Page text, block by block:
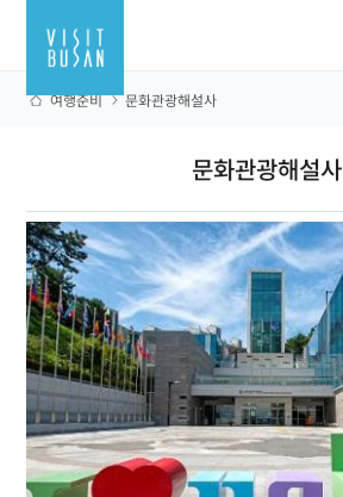
여행준비 문화관광해설사
문화관광해설사